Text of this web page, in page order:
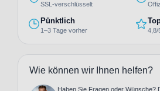
SSL-verschlüsselt
Pünktlich
1–3 Tage vorher 4,8/
Wie können wir Ihnen helfen?
Haben Sie Fragen oder Wünsche?